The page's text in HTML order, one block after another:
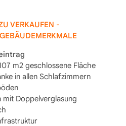
VERKAUFEN -
m2 geschlossene Fläche
in allen Schlafzimmern
mit Doppelverglasung